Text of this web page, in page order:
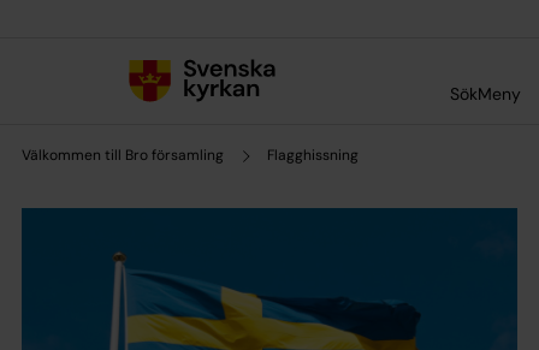
SökMeny
Välkommen till Bro församling Flagghissning